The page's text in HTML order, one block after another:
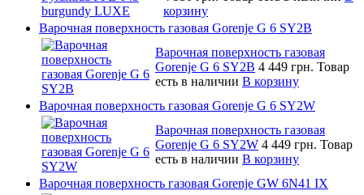
корзину
Варочная поверхность газовая Gorenje G 6 SY2B
Варочная поверхность газовая
Gorenje G 6 SY2B 4 449 грн. Товар
есть в наличии В корзину
Варочная поверхность газовая Gorenje G 6 SY2W
Варочная поверхность газовая
Gorenje G 6 SY2W 4 449 грн. Товар
есть в наличии В корзину
Варочная поверхность газовая Gorenje GW 6N41 IX